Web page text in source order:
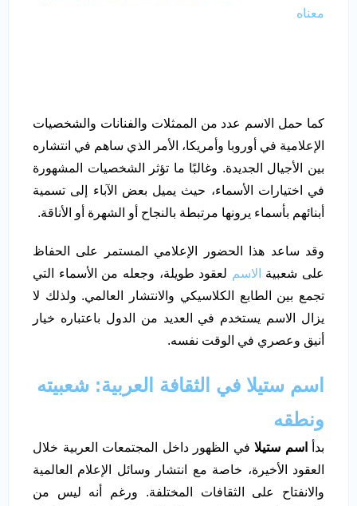
معناه
كما حمل الاسم عدد من الممثلات والفنانات والشخصيات
الإعلامية في أوروبا وأمريكا، الأمر الذي ساهم في انتشاره
بين الأجيال الجديدة. وغالبًا ما تؤثر الشخصيات المشهورة
في اختيارات الأسماء، حيث يميل بعض الآباء إلى تسمية
أبنائهم بأسماء يرونها مرتبطة بالنجاح أو الشهرة أو الأناقة.
وقد ساعد هذا الحضور الإعلامي المستمر على الحفاظ
على شعبية
الاسم لعقود طويلة، وجعله من الأسماء التي
تجمع بين الطابع الكلاسيكي والانتشار العالمي. ولذلك لا
يزال الاسم يستخدم في العديد من الدول باعتباره خيار
أنيق وعصري في الوقت نفسه.
اسم ستيلا في الثقافة العربية: شعبيته
ونطقه
بدأ اسم ستيلا في الظهور داخل المجتمعات العربية خلال
العقود الأخيرة، خاصة مع انتشار وسائل الإعلام العالمية
والانفتاح على الثقافات المختلفة. ورغم أنه ليس من